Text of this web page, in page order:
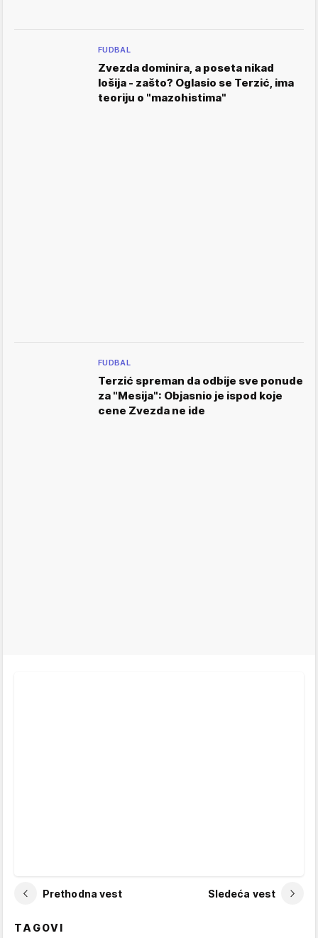
FUDBAL
Zvezda dominira, a poseta nikad
lošija - zašto? Oglasio se Terzić, ima
teoriju o "mazohistima"
FUDBAL
Terzić spreman da odbije sve ponude
za "Mesija": Objasnio je ispod koje
cene Zvezda ne ide
Prethodna vest Sledeća vest
TAGOVI